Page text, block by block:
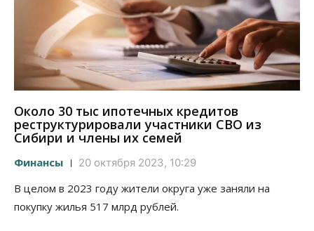
Около 30 тыс ипотечных кредитов
реструктурировали участники СВО из
Сибири и члены их семей
Финансы 20 октября 2023, 10:29
В целом в 2023 году жители округа уже заняли на
покупку жилья 517 млрд рублей.